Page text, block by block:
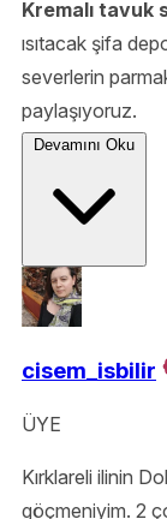
Kremalı tavuk
ısıtacak şifa
severlerin
paylaşıyoruz.
Devamını Oku
cisem_isbilir
ÜYE
Kırklareli ilinin
göçmeniyim. 2